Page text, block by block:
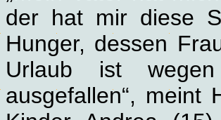
der hat mir diese
Hunger, dessen
Urlaub ist
ausgefallen“, meint